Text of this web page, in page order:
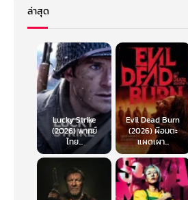
ล่าสุด
Lucky Strike
(2026) พากย์
ไทย...
Evil Dead Burn
(2026) ผีอมตะ
แผดเผา...